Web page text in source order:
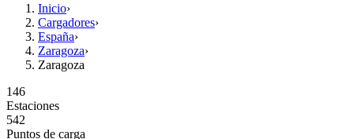
Inicio›
Cargadores›
España›
Zaragoza›
Zaragoza
146
Estaciones
542
Puntos de carga